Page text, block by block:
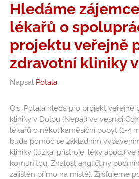
Hledáme
lékařů o
projektu veřejně
zdravotní kliniky
Napsal Potala
O.s. Potala hledá pro projekt veřejně
kliniky v Dolpu (Nepál) ve vesnici
lékařů o několikaměsíční pobyt (1-4
bude pomoc se základním
kliniky (lůžka, přístroje, léky apod.)
komunitou. Znalost angličtiny
zajištěn přímo na místě). Zjišťujeme